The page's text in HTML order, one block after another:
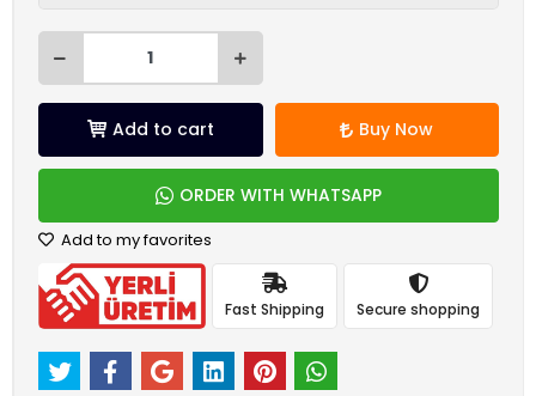
Add to cart Buy Now
ORDER WITH WHATSAPP
Add to my favorites
Fast Shipping Secure shopping